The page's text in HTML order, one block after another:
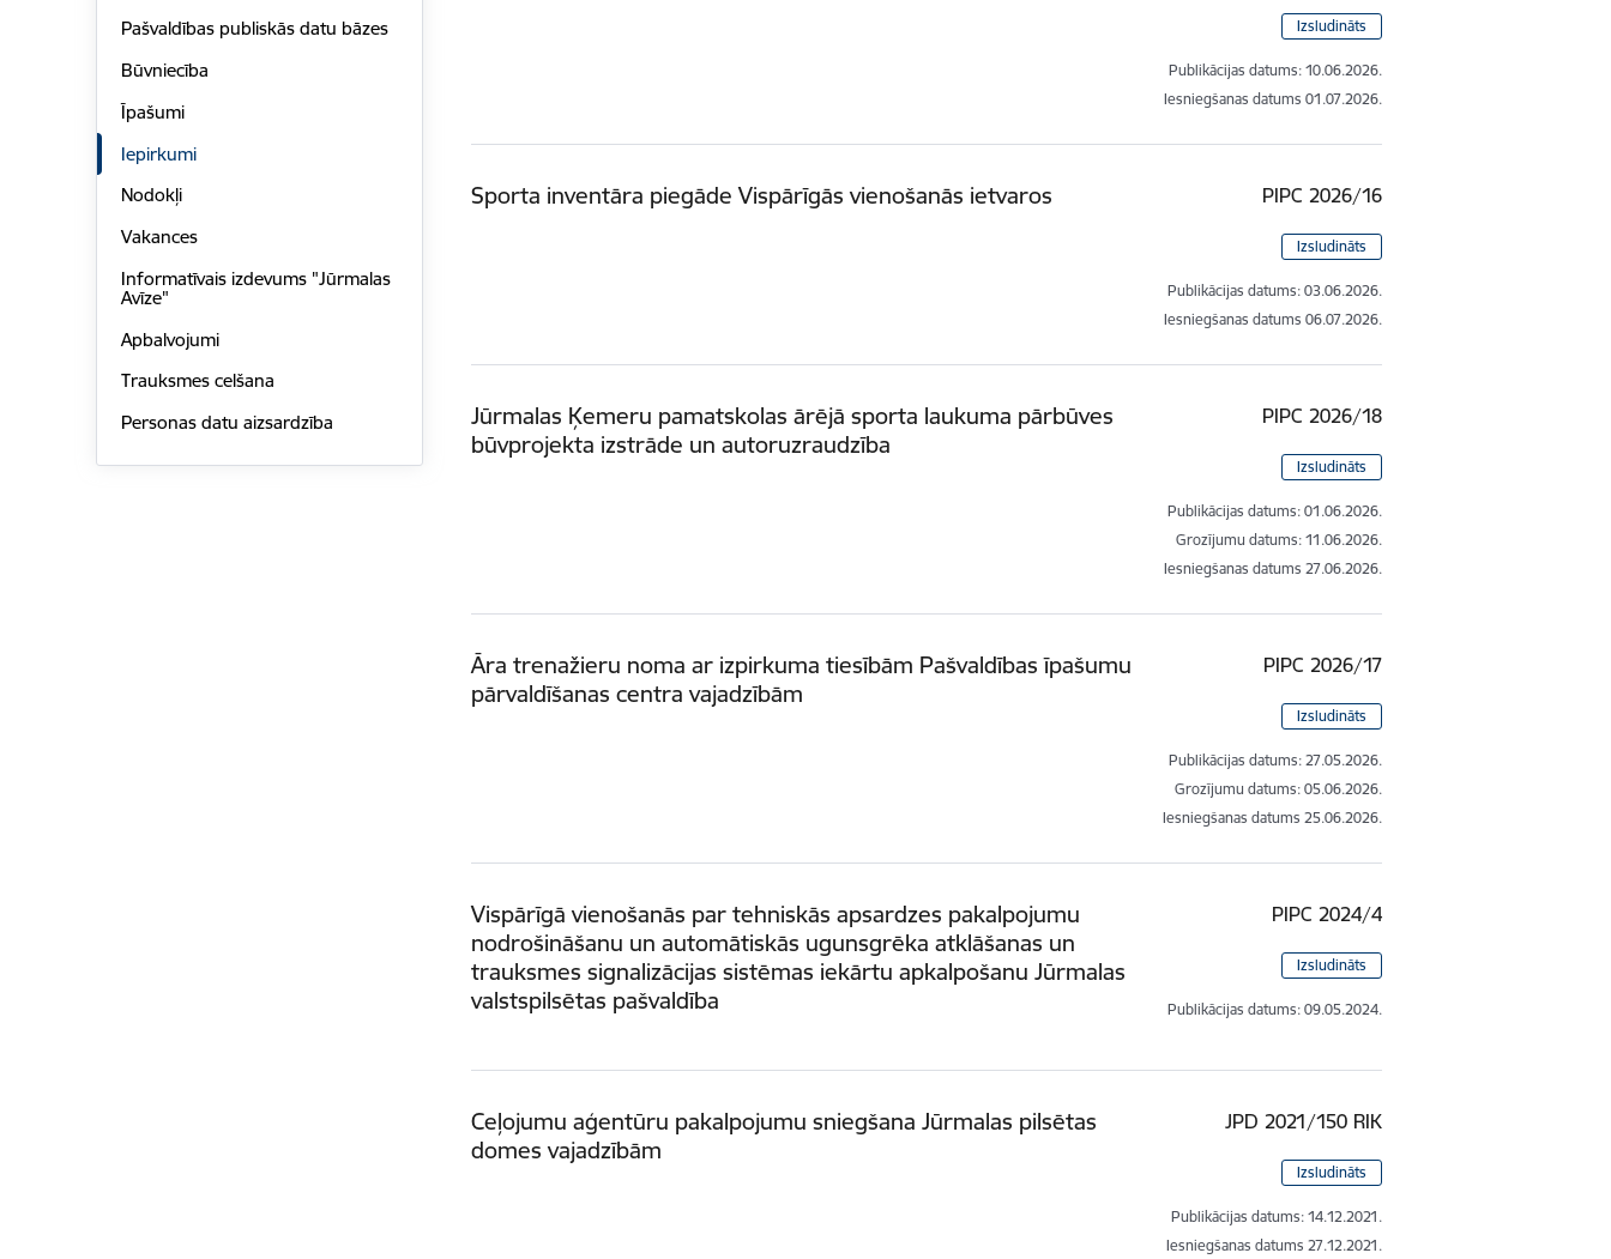
Pašvaldības publiskās datu bāzes
Būvniecība
Īpašumi
Iepirkumi
Nodokļi
Vakances
Informatīvais izdevums "Jūrmalas
Avīze"
Apbalvojumi
Trauksmes celšana
Personas datu aizsardzība
Izsludināts
Publikācijas datums: 10.06.2026.
Iesniegšanas datums 01.07.2026.
Sporta inventāra piegāde Vispārīgās vienošanās ietvaros PIPC 2026/16
Izsludināts
Publikācijas datums: 03.06.2026.
Iesniegšanas datums 06.07.2026.
Jūrmalas Ķemeru pamatskolas ārējā sporta laukuma pārbūves
būvprojekta izstrāde un autoruzraudzība
PIPC 2026/18
Izsludināts
Publikācijas datums: 01.06.2026.
Grozījumu datums: 11.06.2026.
Iesniegšanas datums 27.06.2026.
Āra trenažieru noma ar izpirkuma tiesībām Pašvaldības īpašumu
pārvaldīšanas centra vajadzībām
PIPC 2026/17
Izsludināts
Publikācijas datums: 27.05.2026.
Grozījumu datums: 05.06.2026.
Iesniegšanas datums 25.06.2026.
Vispārīgā vienošanās par tehniskās apsardzes pakalpojumu
nodrošināšanu un automātiskās ugunsgrēka atklāšanas un
trauksmes signalizācijas sistēmas iekārtu apkalpošanu Jūrmalas
valstspilsētas pašvaldība
PIPC 2024/4
Izsludināts
Publikācijas datums: 09.05.2024.
Ceļojumu aģentūru pakalpojumu sniegšana Jūrmalas pilsētas
domes vajadzībām
JPD 2021/150 RIK
Izsludināts
Publikācijas datums: 14.12.2021.
Iesniegšanas datums 27.12.2021.